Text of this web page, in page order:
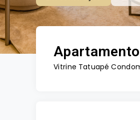
Apartamento
Vitrine Tatuapé